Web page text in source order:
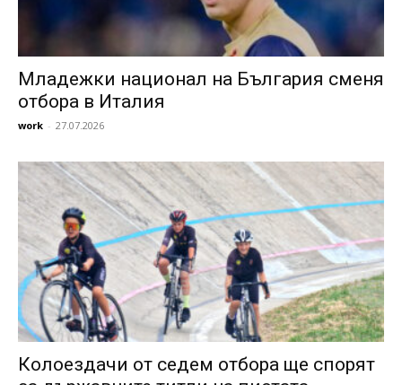
Младежки национал на България сменя
отбора в Италия
work - 27.07.2026
Колоездачи от седем отбора ще спорят